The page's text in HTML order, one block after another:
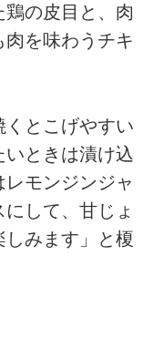
の皮目と、肉
を味わうチキ
くとこげやすい
ときは漬け込
モンジンジャ
して、甘じょ
しみます」と榎